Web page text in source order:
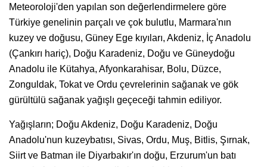
Meteoroloji'den yapılan son değerlendirmelere göre
Türkiye genelinin parçalı ve çok bulutlu, Marmara'nın
kuzey ve doğusu, Güney Ege kıyıları, Akdeniz, İç Anadolu
(Çankırı hariç), Doğu Karadeniz, Doğu ve Güneydoğu
Anadolu ile Kütahya, Afyonkarahisar, Bolu, Düzce,
Zonguldak, Tokat ve Ordu çevrelerinin sağanak ve gök
gürültülü sağanak yağışlı geçeceği tahmin ediliyor.
Yağışların; Doğu Akdeniz, Doğu Karadeniz, Doğu
Anadolu'nun kuzeybatısı, Sivas, Ordu, Muş, Bitlis, Şırnak,
Siirt ve Batman ile Diyarbakır'ın doğu, Erzurum'un batı